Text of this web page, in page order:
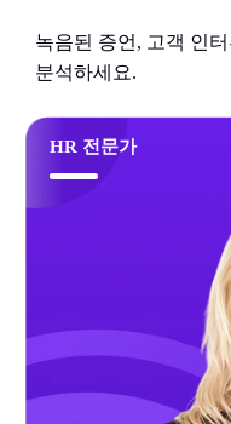
녹음된 증언, 고객 인
분석하세요.
HR 전문가